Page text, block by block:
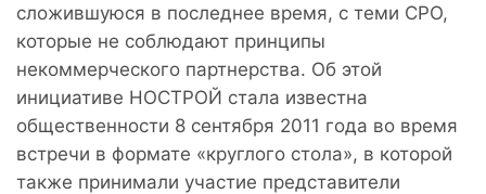
сложившуюся в последнее время, с теми СРО,
которые не соблюдают принципы
некоммерческого партнерства. Об этой
инициативе НОСТРОЙ стала известна
общественности 8 сентября 2011 года во время
встречи в формате «круглого стола», в которой
также принимали участие представители